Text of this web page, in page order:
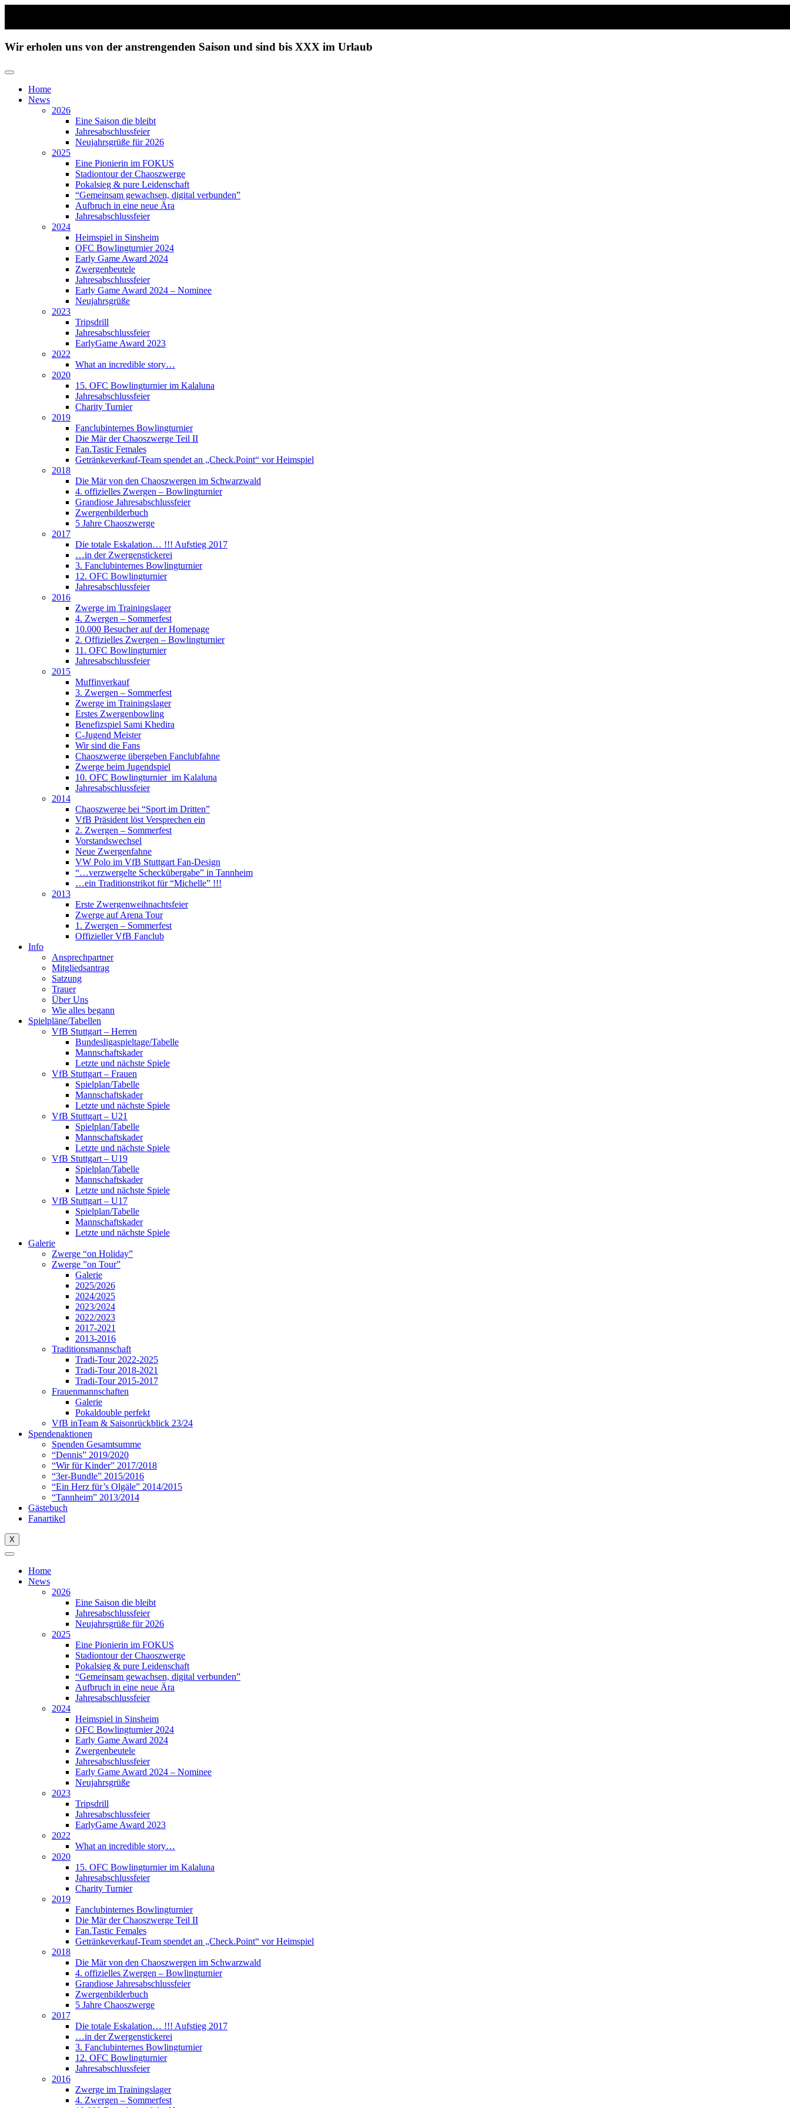
Inhalt
Wir erholen uns von der anstrengenden Saison und sind bis XXX im Urlaub
Home
News
2026
Eine Saison die bleibt
Jahresabschlussfeier
Neujahrsgrüße für 2026
2025
Eine Pionierin im FOKUS
Stadiontour der Chaoszwerge
Pokalsieg & pure Leidenschaft
“Gemeinsam gewachsen, digital verbunden”
Aufbruch in eine neue Ära
Jahresabschlussfeier
2024
Heimspiel in Sinsheim
OFC Bowlingturnier 2024
Early Game Award 2024
Zwergenbeutele
Jahresabschlussfeier
Early Game Award 2024 – Nominee
Neujahrsgrüße
2023
Tripsdrill
Jahresabschlussfeier
EarlyGame Award 2023
2022
What an incredible story…
2020
15. OFC Bowlingturnier im Kalaluna
Jahresabschlussfeier
Charity Turnier
2019
Fanclubinternes Bowlingturnier
Die Mär der Chaoszwerge Teil II
Fan.Tastic Females
Getränkeverkauf-Team spendet an „Check.Point“ vor Heimspiel
2018
Die Mär von den Chaoszwergen im Schwarzwald
4. offizielles Zwergen – Bowlingturnier
Grandiose Jahresabschlussfeier
Zwergenbilderbuch
5 Jahre Chaoszwerge
2017
Die totale Eskalation… !!! Aufstieg 2017
…in der Zwergenstickerei
3. Fanclubinternes Bowlingturnier
12. OFC Bowlingturnier
Jahresabschlussfeier
2016
Zwerge im Trainingslager
4. Zwergen – Sommerfest
10.000 Besucher auf der Homepage
2. Offizielles Zwergen – Bowlingturnier
11. OFC Bowlingturnier
Jahresabschlussfeier
2015
Muffinverkauf
3. Zwergen – Sommerfest
Zwerge im Trainingslager
Erstes Zwergenbowling
Benefizspiel Sami Khedira
C-Jugend Meister
Wir sind die Fans
Chaoszwerge übergeben Fanclubfahne
Zwerge beim Jugendspiel
10. OFC Bowlingturnier im Kalaluna
Jahresabschlussfeier
2014
Chaoszwerge bei “Sport im Dritten”
VfB Präsident löst Versprechen ein
2. Zwergen – Sommerfest
Vorstandswechsel
Neue Zwergenfahne
VW Polo im VfB Stuttgart Fan-Design
“…verzwergelte Scheckübergabe” in Tannheim
…ein Traditionstrikot für “Michelle” !!!
2013
Erste Zwergenweihnachtsfeier
Zwerge auf Arena Tour
1. Zwergen – Sommerfest
Offizieller VfB Fanclub
Info
Ansprechpartner
Mitgliedsantrag
Satzung
Trauer
Über Uns
Wie alles begann
Spielpläne/Tabellen
VfB Stuttgart – Herren
Bundesligaspieltage/Tabelle
Mannschaftskader
Letzte und nächste Spiele
VfB Stuttgart – Frauen
Spielplan/Tabelle
Mannschaftskader
Letzte und nächste Spiele
VfB Stuttgart – U21
Spielplan/Tabelle
Mannschaftskader
Letzte und nächste Spiele
VfB Stuttgart – U19
Spielplan/Tabelle
Mannschaftskader
Letzte und nächste Spiele
VfB Stuttgart – U17
Spielplan/Tabelle
Mannschaftskader
Letzte und nächste Spiele
Galerie
Zwerge “on Holiday”
Zwerge ”on Tour”
Galerie
2025/2026
2024/2025
2023/2024
2022/2023
2017-2021
2013-2016
Traditionsmannschaft
Tradi-Tour 2022-2025
Tradi-Tour 2018-2021
Tradi-Tour 2015-2017
Frauenmannschaften
Galerie
Pokaldouble perfekt
VfB inTeam & Saisonrückblick 23/24
Spendenaktionen
Spenden Gesamtsumme
“Dennis” 2019/2020
“Wir für Kinder” 2017/2018
“3er-Bundle” 2015/2016
“Ein Herz für’s Olgäle” 2014/2015
“Tannheim” 2013/2014
Gästebuch
Fanartikel
X
Home
News
2026
Eine Saison die bleibt
Jahresabschlussfeier
Neujahrsgrüße für 2026
2025
Eine Pionierin im FOKUS
Stadiontour der Chaoszwerge
Pokalsieg & pure Leidenschaft
“Gemeinsam gewachsen, digital verbunden”
Aufbruch in eine neue Ära
Jahresabschlussfeier
2024
Heimspiel in Sinsheim
OFC Bowlingturnier 2024
Early Game Award 2024
Zwergenbeutele
Jahresabschlussfeier
Early Game Award 2024 – Nominee
Neujahrsgrüße
2023
Tripsdrill
Jahresabschlussfeier
EarlyGame Award 2023
2022
What an incredible story…
2020
15. OFC Bowlingturnier im Kalaluna
Jahresabschlussfeier
Charity Turnier
2019
Fanclubinternes Bowlingturnier
Die Mär der Chaoszwerge Teil II
Fan.Tastic Females
Getränkeverkauf-Team spendet an „Check.Point“ vor Heimspiel
2018
Die Mär von den Chaoszwergen im Schwarzwald
4. offizielles Zwergen – Bowlingturnier
Grandiose Jahresabschlussfeier
Zwergenbilderbuch
5 Jahre Chaoszwerge
2017
Die totale Eskalation… !!! Aufstieg 2017
…in der Zwergenstickerei
3. Fanclubinternes Bowlingturnier
12. OFC Bowlingturnier
Jahresabschlussfeier
2016
Zwerge im Trainingslager
4. Zwergen – Sommerfest